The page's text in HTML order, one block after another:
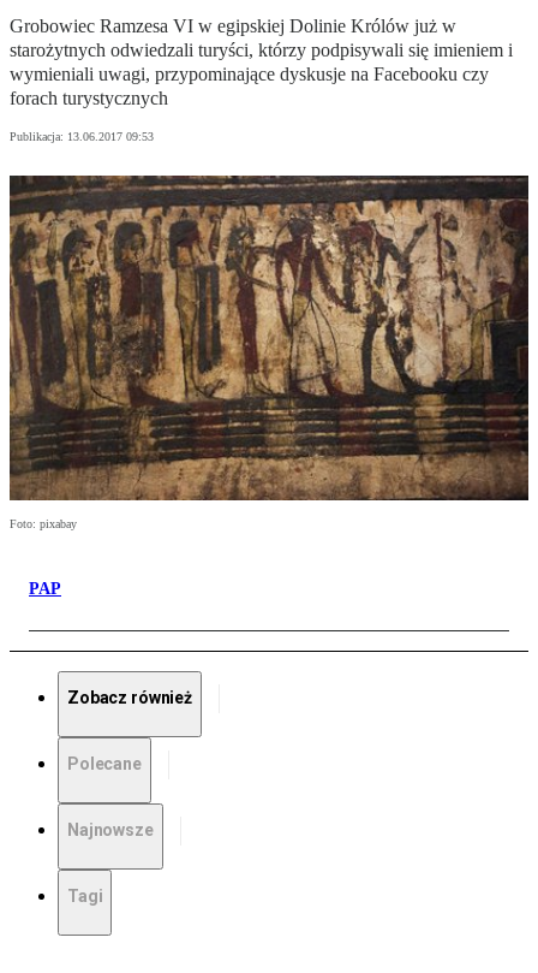
Grobowiec Ramzesa VI w egipskiej Dolinie Królów już w
starożytnych odwiedzali turyści, którzy podpisywali się imieniem i
wymieniali uwagi, przypominające dyskusje na Facebooku czy
forach turystycznych
Publikacja: 13.06.2017 09:53
Foto: pixabay
PAP
Zobacz również
Polecane
Najnowsze
Tagi